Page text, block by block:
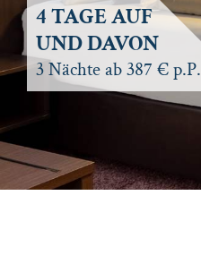
4 TAGE AUF
UND DAVON
3 Nächte ab 387 € p.P.